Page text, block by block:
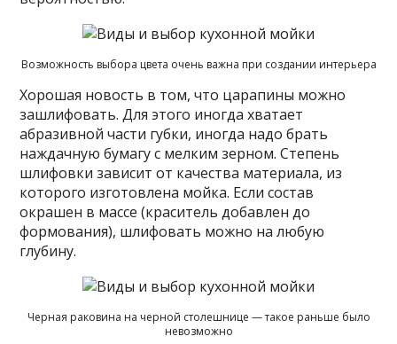
Возможность выбора цвета очень важна при создании интерьера
Хорошая новость в том, что царапины можно
зашлифовать. Для этого иногда хватает
абразивной части губки, иногда надо брать
наждачную бумагу с мелким зерном. Степень
шлифовки зависит от качества материала, из
которого изготовлена мойка. Если состав
окрашен в массе (краситель добавлен до
формования), шлифовать можно на любую
глубину.
Черная раковина на черной столешнице — такое раньше было
невозможно